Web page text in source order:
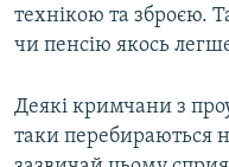
технікою та зброєю.
чи пенсію якось
Деякі кримчани з
таки перебираються